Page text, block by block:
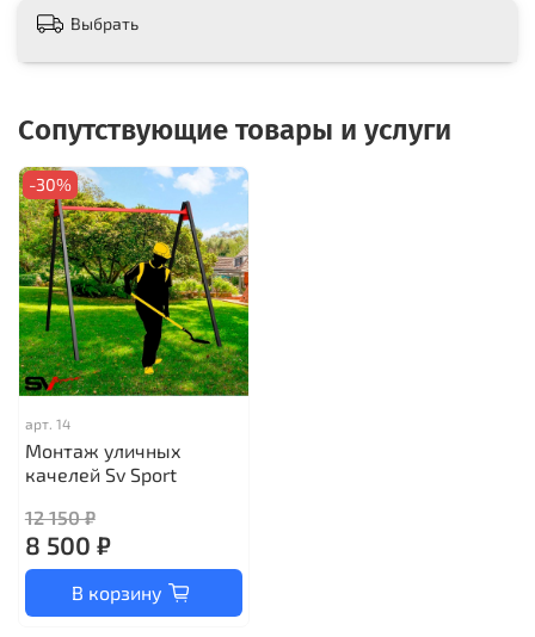
Выбрать
Сопутствующие товары и услуги
-30%
арт. 14
Монтаж уличных
качелей Sv Sport
12 150 ₽
8 500 ₽
В корзину